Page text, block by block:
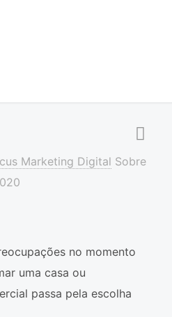
Marketing Digital Sobre
no momento
uma casa ou
passa pela escolha